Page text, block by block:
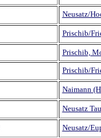
Neusatz/
Prischib/
Prischib,
Prischib/
Naimann
Neusatz
Neusatz/